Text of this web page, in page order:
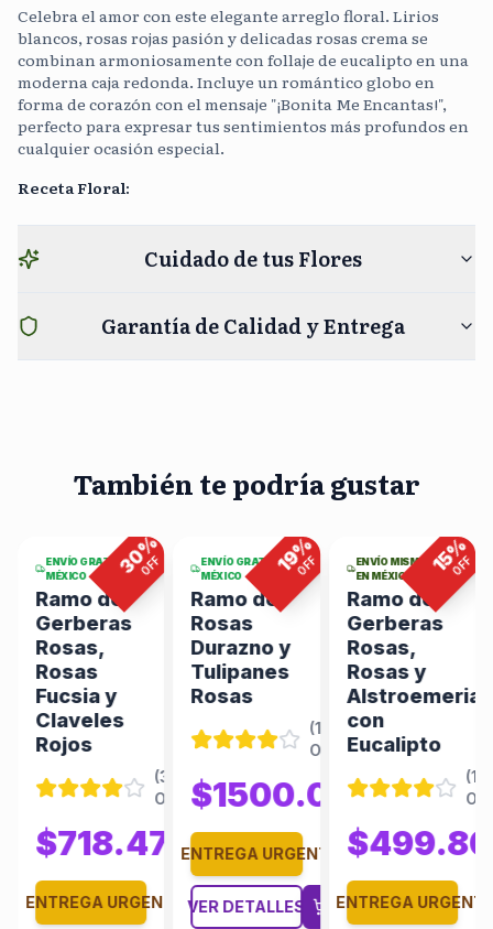
0/400
Celebra el amor con este elegante arreglo floral. Lirios
blancos, rosas rojas pasión y delicadas rosas crema se
combinan armoniosamente con follaje de eucalipto en una
moderna caja redonda. Incluye un romántico globo en
forma de corazón con el mensaje "¡Bonita Me Encantas!",
perfecto para expresar tus sentimientos más profundos en
cualquier ocasión especial.
Receta Floral:
Cuidado de tus Flores
Garantía de Calidad y Entrega
También te podría gustar
viendo
30%
OFF
ENVÍO GRATIS EN
MÉXICO
Ramo de
Gerberas
Rosas,
Rosas
Fucsia y
Claveles
Rojos
(385
Opiniones)
$718.47 $1026.39
ENTREGA URGENTE
7
viendo
19
%
OFF
ENVÍO GRATIS EN
MÉXICO
Ramo de
Rosas
Durazno y
Tulipanes
Rosas
(122
Opiniones)
$1500.00$1851.85
ENTREGA URGENTE
VER DETALLES
4 viendo
15
%
OFF
ENVÍO MISMO DÍA
EN MÉXICO
Ramo de
Gerberas
Rosas,
Rosas y
Alstroemerias
con
Eucalipto
(18
$499.80
ENTREGA